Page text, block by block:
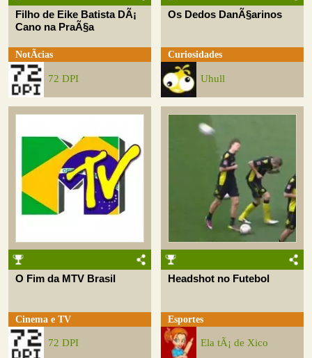
Filho de Eike Batista DÃ¡
Cano na PraÃ§a
NotÃ­cias
72 DPI
Os Dedos DanÃ§arinos
Curiosidades
Uhull
O Fim da MTV Brasil
Cinema e TV
72 DPI
Headshot no Futebol
Esportes
Ela tÃ¡ de Xico